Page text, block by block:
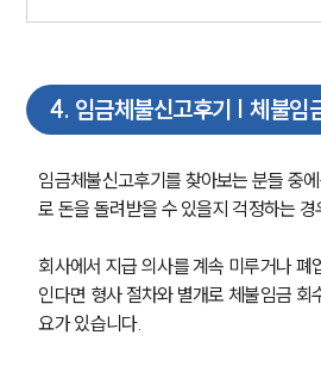
4. 임금체불신고후기 | 체불임
임금체불신고후기를 찾아보는 분들 중
로 돈을 돌려받을 수 있을지 걱정하는 경
회사에서 지급 의사를 계속 미루거나 폐
인다면 형사 절차와 별개로 체불임금 회
요가 있습니다.